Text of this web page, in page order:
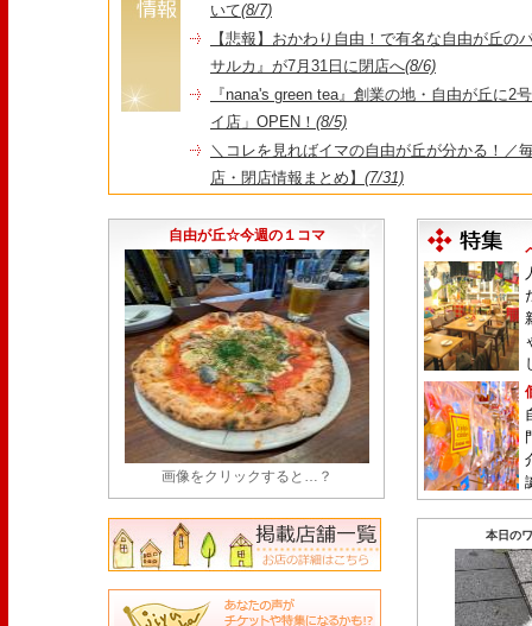
いて(8/7)
【悲報】おかわり自由！で有名な自由が丘の
サルカ』が7月31日に閉店へ(8/6)
『nana's green tea』創業の地・自由が丘に2
イ店」OPEN！ (8/5)
＼コレを見ればイマの自由が丘が分かる！／
店・閉店情報まとめ】 (7/31)
永久パス配布も！
自由が丘☆今週の１コマ
画像をクリックすると…？
本日の